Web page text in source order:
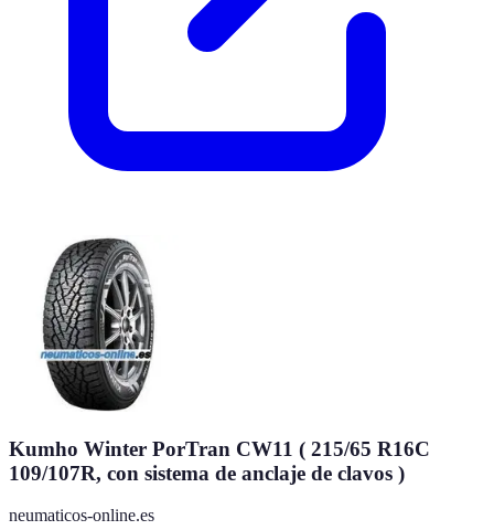
Kumho Winter PorTran CW11 ( 215/65 R16C
109/107R, con sistema de anclaje de clavos )
neumaticos-online.es